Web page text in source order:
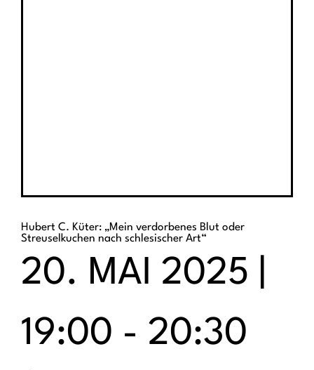
Hubert C. Küter: „Mein verdorbenes Blut oder
Streuselkuchen nach schlesischer Art“
20. MAI 2025 |
19:00 - 20:30